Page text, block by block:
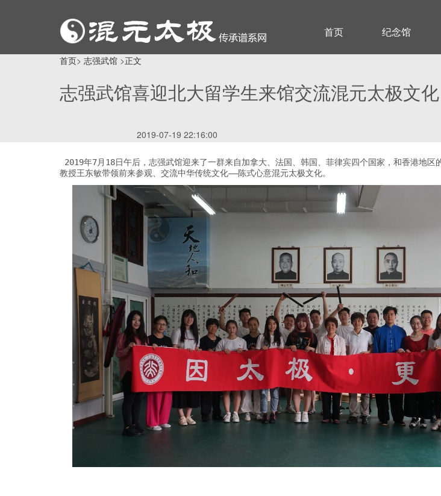
首页 纪念馆
首页> 志强武馆>正文
志强武馆喜迎北大留学生来馆交流混元太极文化
2019-07-19 22:16:00